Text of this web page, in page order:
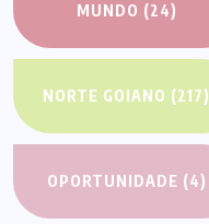
MUNDO (24)
NORTE GOIANO (217)
OPORTUNIDADE (4)